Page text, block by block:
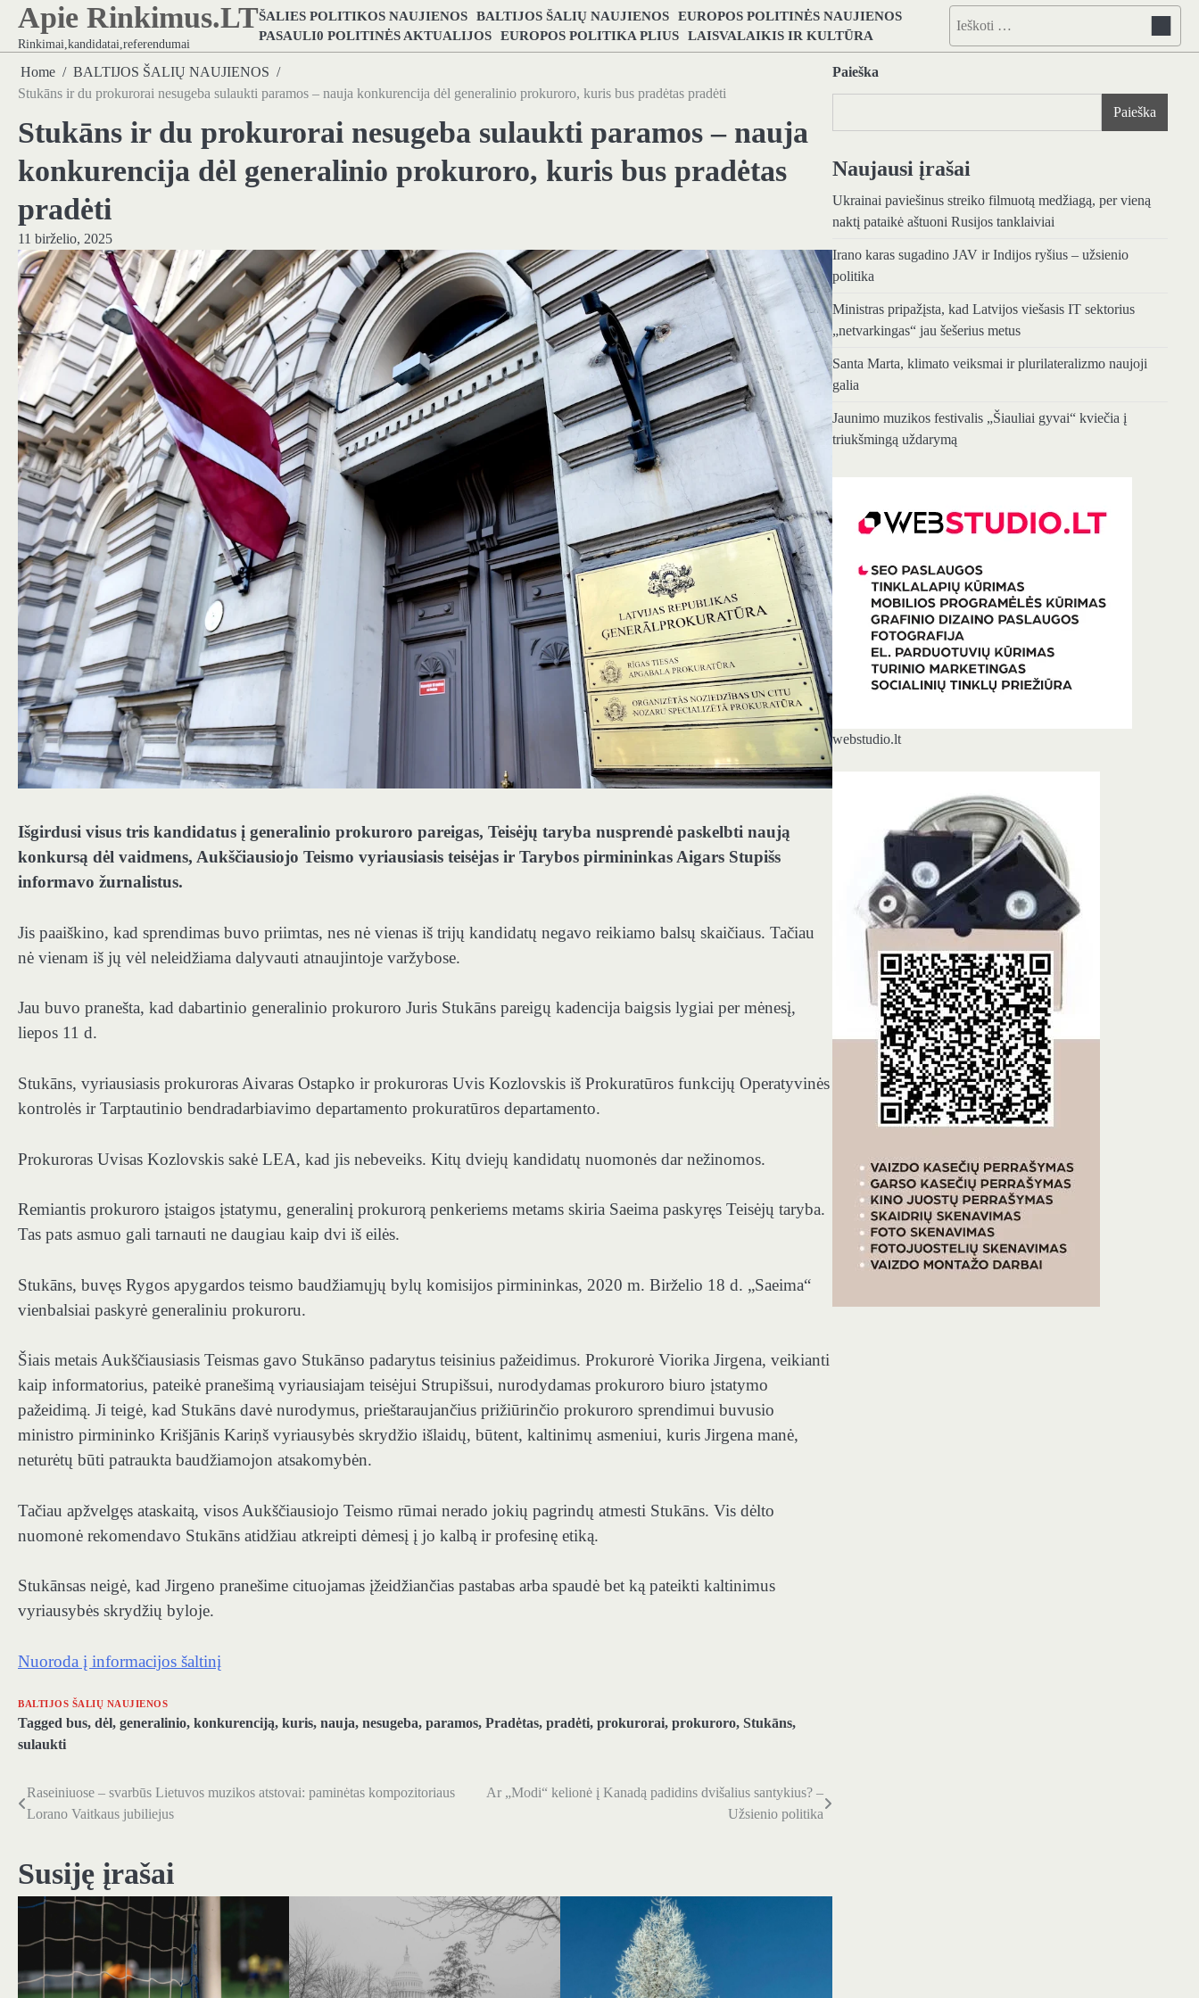
Skip
content
Apie Rinkimus.LT
Rinkimai,kandidatai,referendumai
ŠALIES POLITIKOS NAUJIENOS BALTIJOS ŠALIŲ NAUJIENOS EUROPOS POLITINĖS NAUJIENOS
PASAULI0 POLITINĖS AKTUALIJOS EUROPOS POLITIKA PLIUS LAISVALAIKIS IR KULTŪRA
Ieškoti:
Home
BALTIJOS ŠALIŲ NAUJIENOS
Stukāns ir du prokurorai nesugeba sulaukti paramos – nauja konkurencija dėl generalinio prokuroro, kuris bus pradėtas pradėti
Stukāns ir du prokurorai nesugeba sulaukti paramos – nauja
konkurencija dėl generalinio prokuroro, kuris bus pradėtas
pradėti
11 birželio, 2025
Išgirdusi visus tris kandidatus į generalinio prokuroro pareigas, Teisėjų taryba nusprendė paskelbti naują
konkursą dėl vaidmens, Aukščiausiojo Teismo vyriausiasis teisėjas ir Tarybos pirmininkas Aigars Stupišs
informavo žurnalistus.
Jis paaiškino, kad sprendimas buvo priimtas, nes nė vienas iš trijų kandidatų negavo reikiamo balsų skaičiaus. Tačiau
nė vienam iš jų vėl neleidžiama dalyvauti atnaujintoje varžybose.
Jau buvo pranešta, kad dabartinio generalinio prokuroro Juris Stukāns pareigų kadencija baigsis lygiai per mėnesį,
liepos 11 d.
Stukāns, vyriausiasis prokuroras Aivaras Ostapko ir prokuroras Uvis Kozlovskis iš Prokuratūros funkcijų Operatyvinės
kontrolės ir Tarptautinio bendradarbiavimo departamento prokuratūros departamento.
Prokuroras Uvisas Kozlovskis sakė LEA, kad jis nebeveiks. Kitų dviejų kandidatų nuomonės dar nežinomos.
Remiantis prokuroro įstaigos įstatymu, generalinį prokurorą penkeriems metams skiria Saeima paskyręs Teisėjų taryba.
Tas pats asmuo gali tarnauti ne daugiau kaip dvi iš eilės.
Stukāns, buvęs Rygos apygardos teismo baudžiamųjų bylų komisijos pirmininkas, 2020 m. Birželio 18 d. „Saeima“
vienbalsiai paskyrė generaliniu prokuroru.
Šiais metais Aukščiausiasis Teismas gavo Stukānso padarytus teisinius pažeidimus. Prokurorė Viorika Jirgena, veikianti
kaip informatorius, pateikė pranešimą vyriausiajam teisėjui Strupišsui, nurodydamas prokuroro biuro įstatymo
pažeidimą. Ji teigė, kad Stukāns davė nurodymus, prieštaraujančius prižiūrinčio prokuroro sprendimui buvusio
ministro pirmininko Krišjānis Kariņš vyriausybės skrydžio išlaidų, būtent, kaltinimų asmeniui, kuris Jirgena manė,
neturėtų būti patraukta baudžiamojon atsakomybėn.
Tačiau apžvelgęs ataskaitą, visos Aukščiausiojo Teismo rūmai nerado jokių pagrindų atmesti Stukāns. Vis dėlto
nuomonė rekomendavo Stukāns atidžiau atkreipti dėmesį į jo kalbą ir profesinę etiką.
Stukānsas neigė, kad Jirgeno pranešime cituojamas įžeidžiančias pastabas arba spaudė bet ką pateikti kaltinimus
vyriausybės skrydžių byloje.
Nuoroda į informacijos šaltinį
BALTIJOS ŠALIŲ NAUJIENOS
Tagged bus, dėl, generalinio, konkurenciją, kuris, nauja, nesugeba, paramos, Pradėtas, pradėti, prokurorai, prokuroro, Stukāns,
sulaukti
Navigacija
įrašų
Raseiniuose – svarbūs Lietuvos muzikos atstovai: paminėtas kompozitoriaus
Lorano Vaitkaus jubiliejus
Ar „Modi“ kelionė į Kanadą padidins dvišalius santykius? –
Užsienio politika
Susiję įrašai
Paieška
Paieška
Naujausi įrašai
Ukrainai paviešinus streiko filmuotą medžiagą, per vieną
naktį pataikė aštuoni Rusijos tanklaiviai
Irano karas sugadino JAV ir Indijos ryšius – užsienio
politika
Ministras pripažįsta, kad Latvijos viešasis IT sektorius
„netvarkingas“ jau šešerius metus
Santa Marta, klimato veiksmai ir plurilateralizmo naujoji
galia
Jaunimo muzikos festivalis „Šiauliai gyvai“ kviečia į
triukšmingą uždarymą
webstudio.lt